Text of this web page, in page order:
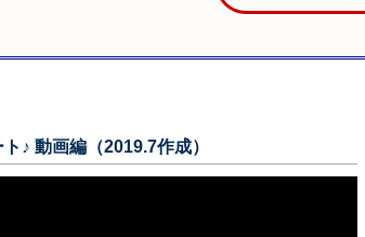
♪ 動画編（2019.7作成）